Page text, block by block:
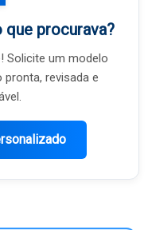
procurava?
Solicite um modelo
pronta, revisada e